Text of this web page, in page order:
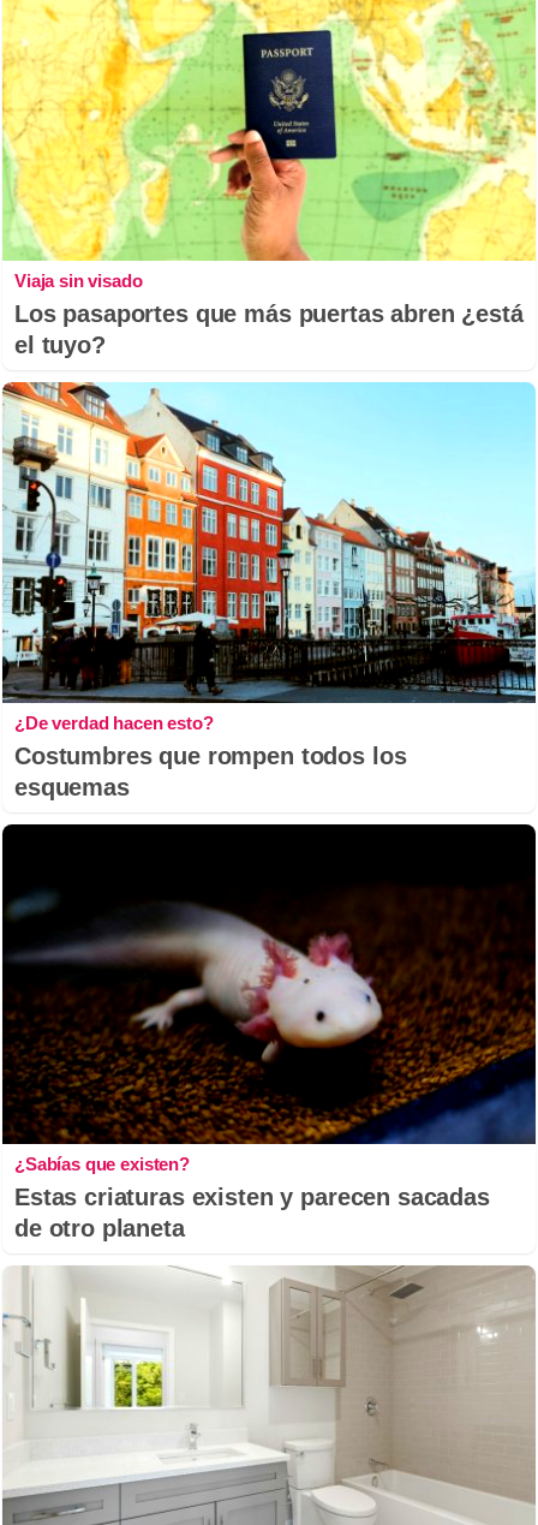
Viaja sin visado
Los pasaportes que más puertas abren ¿está
el tuyo?
¿De verdad hacen esto?
Costumbres que rompen todos los
esquemas
¿Sabías que existen?
Estas criaturas existen y parecen sacadas
de otro planeta